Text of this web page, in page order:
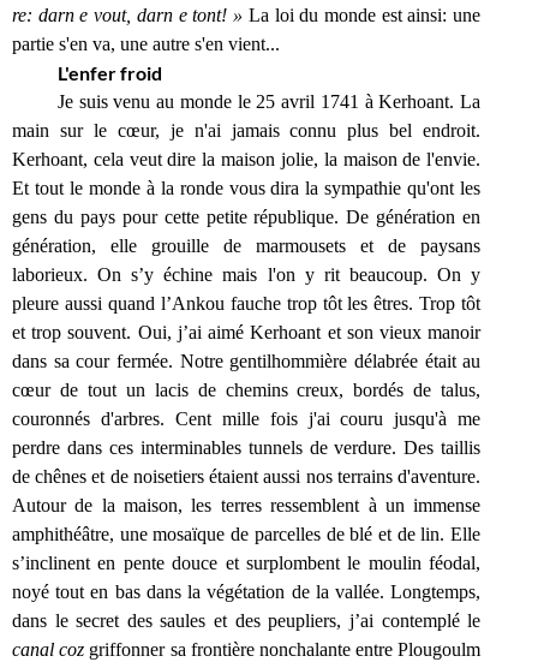
re: darn e vout, darn e tont! » La loi du monde est ainsi: une
partie s'en va, une autre s'en vient...
L'enfer froid
Je suis venu au monde le 25 avril 1741 à Kerhoant. La
main sur le cœur, je n'ai jamais connu plus bel endroit.
Kerhoant, cela veut dire la maison jolie, la maison de l'envie.
Et tout le monde à la ronde vous dira la sympathie qu'ont les
gens du pays pour cette petite république. De génération en
génération, elle grouille de marmousets et de paysans
laborieux. On s’y échine mais l'on y rit beaucoup. On y
pleure aussi quand l’Ankou fauche trop tôt les êtres. Trop tôt
et trop souvent. Oui, j’ai aimé Kerhoant et son vieux manoir
dans sa cour fermée. Notre gentilhommière délabrée était au
cœur de tout un lacis de chemins creux, bordés de talus,
couronnés d'arbres. Cent mille fois j'ai couru jusqu'à me
perdre dans ces interminables tunnels de verdure. Des taillis
de chênes et de noisetiers étaient aussi nos terrains d'aventure.
Autour de la maison, les terres ressemblent à un immense
amphithéâtre, une mosaïque de parcelles de blé et de lin. Elle
s’inclinent en pente douce et surplombent le moulin féodal,
noyé tout en bas dans la végétation de la vallée. Longtemps,
dans le secret des saules et des peupliers, j’ai contemplé le
canal coz griffonner sa frontière nonchalante entre Plougoulm